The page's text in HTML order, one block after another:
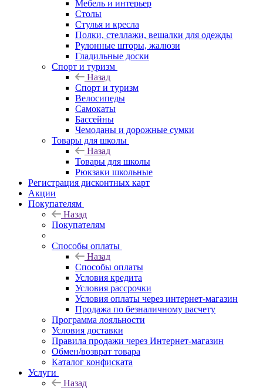
Мебель и интерьер
Столы
Стулья и кресла
Полки, стеллажи, вешалки для одежды
Рулонные шторы, жалюзи
Гладильные доски
Спорт и туризм
Назад
Спорт и туризм
Велосипеды
Самокаты
Бассейны
Чемоданы и дорожные сумки
Товары для школы
Назад
Товары для школы
Рюкзаки школьные
Регистрация дисконтных карт
Акции
Покупателям
Назад
Покупателям
Способы оплаты
Назад
Способы оплаты
Условия кредита
Условия рассрочки
Условия оплаты через интернет-магазин
Продажа по безналичному расчету
Программа лояльности
Условия доставки
Правила продажи через Интернет-магазин
Обмен/возврат товара
Каталог конфиската
Услуги
Назад